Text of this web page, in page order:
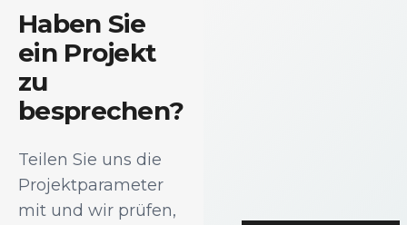
Haben Sie
ein Projekt
zu
besprechen?
Teilen Sie uns die
Projektparameter
mit und wir prüfen,